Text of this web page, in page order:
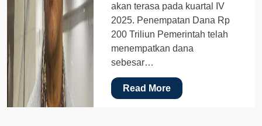
akan terasa pada kuartal IV
2025. Penempatan Dana Rp
200 Triliun Pemerintah telah
menempatkan dana
sebesar…
Read More